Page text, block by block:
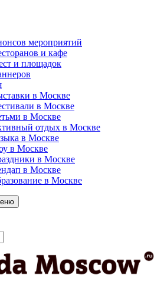
мероприятий
и кафе
и площадок
в Москве
в Москве
в Москве
отдых в Москве
в Москве
в Москве
в Москве
в Москве
в Москве